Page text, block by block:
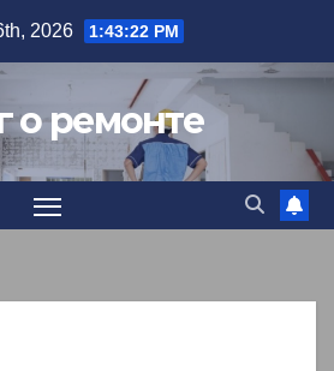
2026 1:43:23 PM
о ремонте